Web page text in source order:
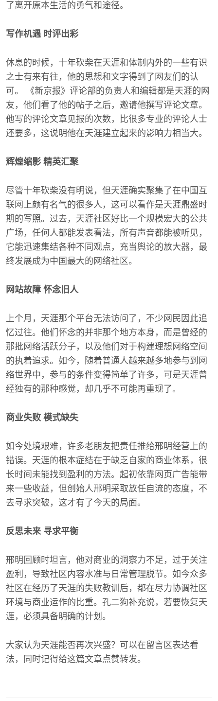
了离开原本生活的勇气和途径。
写作机遇 时评出彩
休息的时候，十年砍柴在天涯和体制内外的一些有识
之士有来有往，他的思想和文字得到了网友们的认
可。 《新京报》评论部的负责人和编辑都是天涯的网
友，他们看了他的帖子之后，邀请他撰写评论文章。
他写的评论文章见报的次数，比很多专业的评论人士
还要多，这说明他在天涯建立起来的影响力相当大。
辉煌缩影 精英汇聚
尽管十年砍柴没有明说，但天涯确实聚集了在中国互
联网上颇有名气的很多人，这可以看作是天涯鼎盛时
期的写照。过去，天涯社区好比一个规模宏大的公共
广场，任何人都能发表看法，所有声音都能被听见，
它能迅速集结各种不同观点，充当舆论的放大器，最
终发展成为中国最大的网络社区。
网站故障 怀念旧人
上个月，天涯那个平台无法访问了，不少网民因此追
忆过往。他们怀念的并非那个地方本身，而是曾经的
那批网络活跃分子，以及他们对于构建理想网络空间
的执着追求。如今，随着普通人越来越多地参与到网
络世界中，参与的条件变得简单了许多，可是天涯曾
经独有的那种感觉，却几乎不可能再重现了。
商业失败 模式缺失
如今处境艰难，许多老朋友把责任推给邢明经营上的
错误。天涯的根本症结在于缺乏自家的商业体系，很
长时间未能找到盈利的方法。起初依靠网页广告能带
来一些收益，但创始人邢明采取放任自流的态度，不
去寻求突破，这才有了今天的局面。
反思未来 寻求平衡
邢明回顾时坦言，他对商业的洞察力不足，过于关注
盈利，导致社区内容水准与日常管理脱节。如今众多
社区在经历了天涯的失败教训后，都在尽力协调社区
环境与商业运作的比重。孔二狗补充说，若要恢复天
涯，必须具备明确的计划。
大家认为天涯能否再次兴盛？可以在留言区表达看
法，同时记得给这篇文章点赞转发。